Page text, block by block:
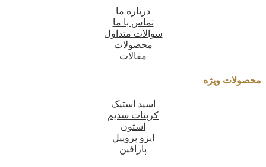
درباره ما
تماس با ما
سوالات متداول
محصولات
مقالات
محصولات ویژه
اسید استیک
کربنات سدیم
استون
ایزو پروپیل
پارافین